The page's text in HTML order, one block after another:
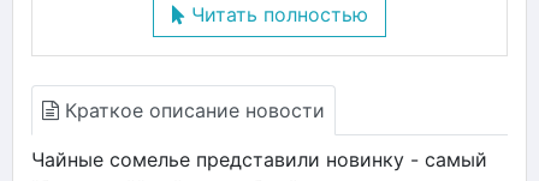
Читать полностью
Краткое описание новости
Чайные сомелье представили новинку - самый